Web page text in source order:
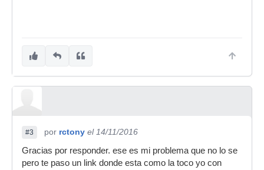
#3 por rctony el 14/11/2016
Gracias por responder. ese es mi problema que no lo se
pero te paso un link donde esta como la toco yo con